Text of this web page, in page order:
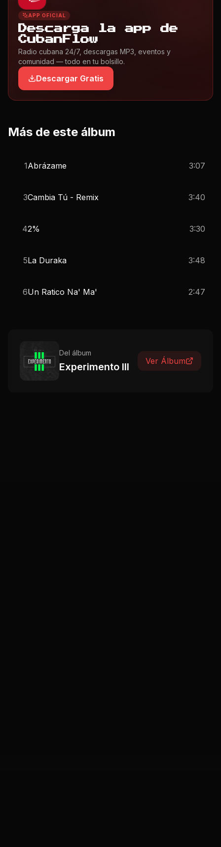
APP OFICIAL
Descarga la app de
CubanFlow
Radio cubana 24/7, descargas MP3, eventos y
comunidad — todo en tu bolsillo.
Descargar Gratis
Más de este álbum
1Abrázame 3:07
3Cambia Tú - Remix 3:40
42% 3:30
5La Duraka 3:48
6Un Ratico Na' Ma' 2:47
Del álbum
Experimento III Ver Álbum